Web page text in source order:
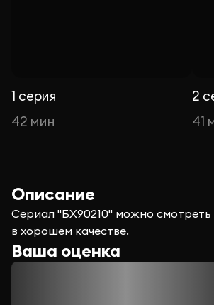
1 серия
42 мин
2
41
Описание
Сериал "БХ90210" можно смотреть
в хорошем качестве.
Ваша оценка